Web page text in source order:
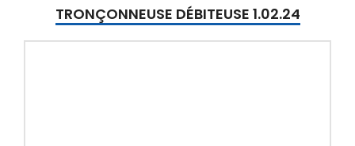
TRONÇONNEUSE DÉBITEUSE 1.02.24